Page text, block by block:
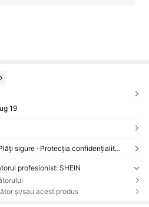
19
Plată la livrare disponibilă · Plăți sigure · Protecția confidențialității
profesionist: SHEIN
și/sau acest produs